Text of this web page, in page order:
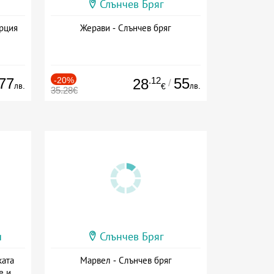
лв.
Слънчев Бряг
Жерави - Слънчев бряг
-20%
35.28€ 28.12
€ / 55лв.
Слънчев Бряг
Марвел - Слънчев бряг